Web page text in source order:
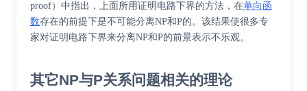
proof）中指出，上面所用证明电路下界的方法，在单向函
数存在的前提下是不可能分离NP和P的。该结果使很多专
家对证明电路下界来分离NP和P的前景表示不乐观。
其它NP与P关系问题相关的理论